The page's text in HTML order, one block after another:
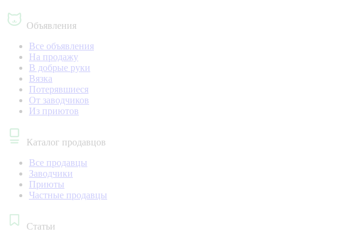
Объявления
Все объявления
На продажу
В добрые руки
Вязка
Потерявшиеся
От заводчиков
Из приютов
Каталог продавцов
Все продавцы
Заводчики
Приюты
Частные продавцы
Статьи